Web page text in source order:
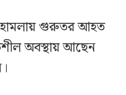
হামলায় গুরুতর আহত
অবস্থায় আছেন